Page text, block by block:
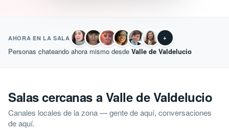
AHORA EN LA SALA +
Personas chateando ahora mismo desde Valle de Valdelucio
Salas cercanas a Valle de Valdelucio
Canales locales de la zona — gente de aquí, conversaciones
de aquí.